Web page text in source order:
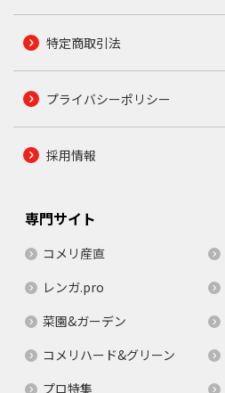
特定商取引法
プライバシーポリシー
採用情報
専門サイト
コメリ産直
レンガ.pro
菜園&ガーデン
コメリハード&グリーン
プロ特集